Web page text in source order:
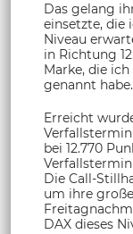
Das gelang
einsetzte, die
Niveau
in Richtung
Marke, die
genannt habe.
Erreicht
bei 12.770
Verfallstermin
Die Call-
um ihre
DAX dieses